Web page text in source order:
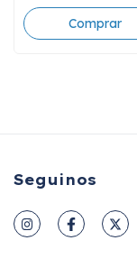
Seguinos